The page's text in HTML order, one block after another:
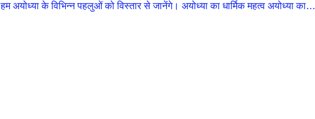
हम अयोध्या के विभिन्न पहलुओं को विस्तार से जानेंगे। अयोध्या का धार्मिक महत्व अयोध्या का…